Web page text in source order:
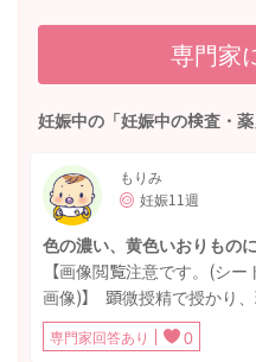
専門家
妊娠中の「妊娠中の検査・
もりみ
妊娠11週
色の濃い、黄色いおりもの
【画像閲覧注意です。(シ
画像)】 顕微授精で授かり
色いおりものが何度かあり
ていました。 2日前からお
専門家回答あり 0